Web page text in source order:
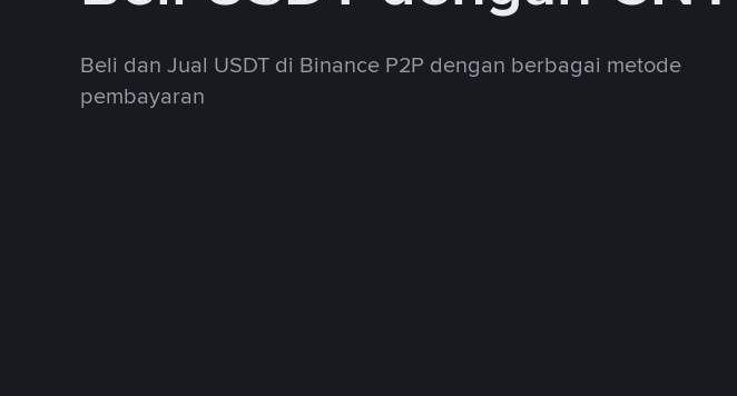
Beli dan Jual USDT di Binance P2P dengan berbagai metode
pembayaran